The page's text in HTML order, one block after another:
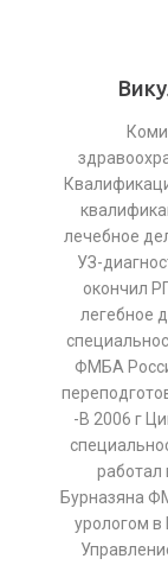
лечебное
УЗ-
окончил
легебное
ФМБА
-В 2006 г
Бурназяна
урологом в